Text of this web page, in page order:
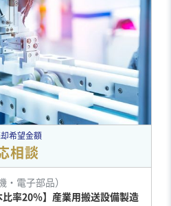
希望金額
相談
・電子部品）
比率20％】産業用搬送設備製造